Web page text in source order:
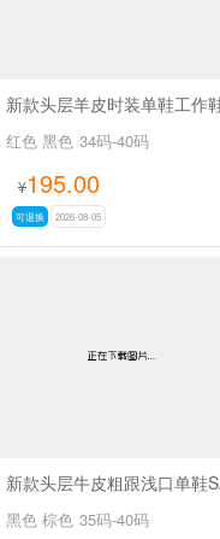
红色 黑色 34码-40码
¥195.00
可退换 2026-08-05
黑色 棕色 35码-40码